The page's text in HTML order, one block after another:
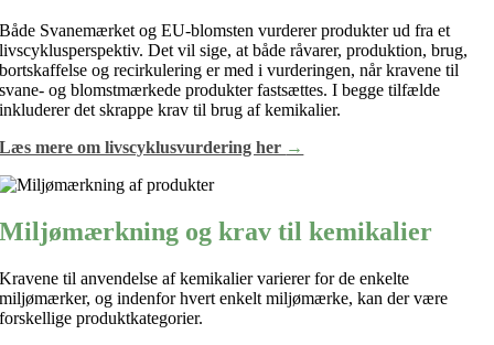
Både Svanemærket og EU-blomsten vurderer produkter ud fra et
livscyklusperspektiv. Det vil sige, at både råvarer, produktion, brug,
bortskaffelse og recirkulering er med i vurderingen, når kravene til
svane- og blomstmærkede produkter fastsættes. I begge tilfælde
inkluderer det skrappe krav til brug af kemikalier.
Læs mere om livscyklusvurdering her →
Miljømærkning og krav til kemikalier
Kravene til anvendelse af kemikalier varierer for de enkelte
miljømærker, og indenfor hvert enkelt miljømærke, kan der være
forskellige produktkategorier.